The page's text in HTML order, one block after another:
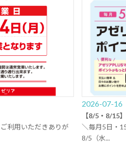
利用いただきありが
2026-07-16
【8/5・8/15
＼毎月5日・
8/5（水...